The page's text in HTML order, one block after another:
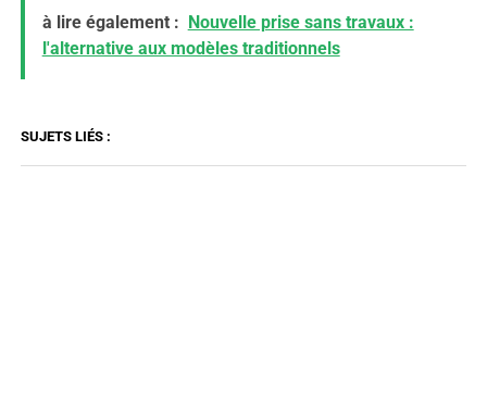
à lire également : Nouvelle prise sans travaux :
l'alternative aux modèles traditionnels